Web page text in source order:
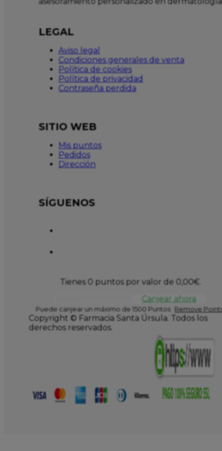
LEGAL
Aviso legal
Condiciones generales de venta
Política de cookies
Política de privacidad
Contraseña perdida
SITIO WEB
Mis puntos
Pedidos
Dirección
SÍGUENOS
Tienes 0 puntos por valor de 0,00€.
Canjear ahora
Puede canjear un máximo de 1500 Puntos Remove
Copyright © Farmacia Santa Úrsula. Todos los
derechos reservados.